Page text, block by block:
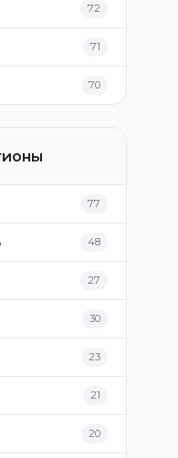
72
71
70
77
48
27
30
23
21
20